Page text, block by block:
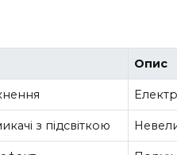
Опис
з підсвіткою